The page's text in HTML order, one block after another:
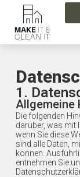
springen
1.
Allgemeine
Die folgenden
darüber, was mit
wenn Sie diese
sind alle Daten,
können.
entnehmen Sie